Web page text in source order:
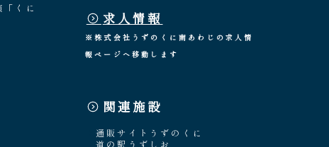
くに
求人情報
※株式会社うずのくに南あわじの求人情
報ページへ移動します
関連施設
通販サイトうずのくに
道の駅うずしお